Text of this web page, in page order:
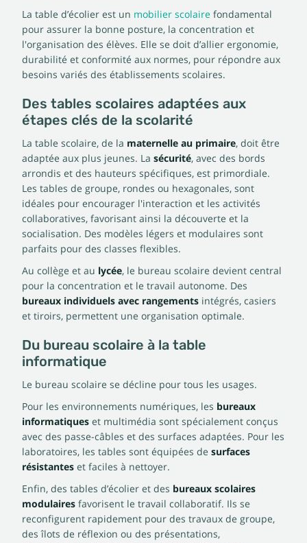
La table d’écolier est un mobilier scolaire fondamental
pour assurer la bonne posture, la concentration et
l'organisation des élèves. Elle se doit d’allier ergonomie,
durabilité et conformité aux normes, pour répondre aux
besoins variés des établissements scolaires.
Des tables scolaires adaptées aux
étapes clés de la scolarité
La table scolaire, de la maternelle au primaire, doit être
adaptée aux plus jeunes. La sécurité, avec des bords
arrondis et des hauteurs spécifiques, est primordiale.
Les tables de groupe, rondes ou hexagonales, sont
idéales pour encourager l'interaction et les activités
collaboratives, favorisant ainsi la découverte et la
socialisation. Des modèles légers et modulaires sont
parfaits pour des classes flexibles.
Au collège et au lycée, le bureau scolaire devient central
pour la concentration et le travail autonome. Des
bureaux individuels avec rangements intégrés, casiers
et tiroirs, permettent une organisation optimale.
Du bureau scolaire à la table
informatique
Le bureau scolaire se décline pour tous les usages.
Pour les environnements numériques, les bureaux
informatiques et multimédia sont spécialement conçus
avec des passe-câbles et des surfaces adaptées. Pour les
laboratoires, les tables sont équipées de surfaces
résistantes et faciles à nettoyer.
Enfin, des tables d’écolier et des bureaux scolaires
modulaires favorisent le travail collaboratif. Ils se
reconfigurent rapidement pour des travaux de groupe,
des îlots de réflexion ou des présentations,